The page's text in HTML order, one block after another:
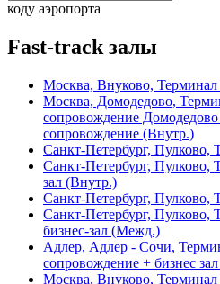
коду аэропорта
Fast-track залы
Москва, Внуково,
Москва, Домодедово,
сопровождение
сопровождение (Внутр.)
Санкт-Петербург, Пулково,
Санкт-Петербург, Пулково,
зал (Внутр.)
Санкт-Петербург,
Санкт-Петербург, Пулково,
бизнес-зал (Межд.)
Адлер, Адлер - Сочи,
сопровождение + бизнес
Москва, Внуково, Терминал